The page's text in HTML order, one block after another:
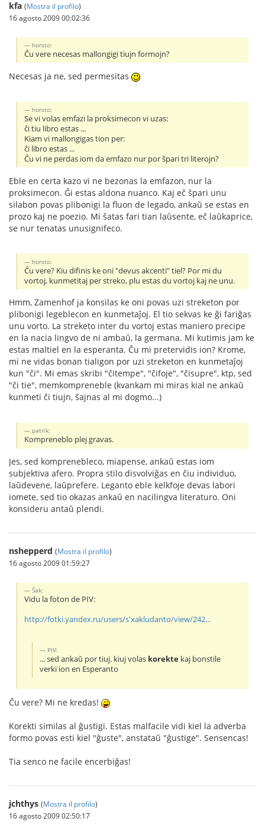
kfa (Mostra il profilo)
16 agosto 2009 00:02:36
horsto:
Ĉu vere necesas mallongigi tiujn formojn?
Necesas ja ne, sed permesitas
horsto:
Se vi volas emfazi la proksimecon vi uzas:
ĉi tiu libro estas ...
Kiam vi mallongigas tion per:
ĉi libro estas ...
Ĉu vi ne perdas iom da emfazo nur por ŝpari tri literojn?
Eble en certa kazo vi ne bezonas la emfazon, nur la
proksimecon. Ĝi estas aldona nuanco. Kaj eĉ ŝpari unu
silabon povas plibonigi la fluon de legado, ankaŭ se estas en
prozo kaj ne poezio. Mi ŝatas fari tian laŭsente, eĉ laŭkaprice,
se nur tenatas unusignifeco.
horsto:
Ĉu vere? Kiu difinis ke oni "devus akcenti" tiel? Por mi du
vortoj, kunmetitaj per streko, plu estas du vortoj kaj ne unu.
Hmm, Zamenhof ja konsilas ke oni povas uzi streketon por
plibonigi legeblecon en kunmetaĵoj. El tio sekvas ke ĝi fariĝas
unu vorto. La streketo inter du vortoj estas maniero precipe
en la nacia lingvo de ni ambaŭ, la germana. Mi kutimis jam ke
estas maltiel en la esperanta. Ĉu mi pretervidis ion? Krome,
mi ne vidas bonan tialigon por uzi streketon en kunmetaĵoj
kun "ĉi". Mi emas skribi "ĉitempe", "ĉifoje", "ĉisupre", ktp, sed
"ĉi tie", memkompreneble (kvankam mi miras kial ne ankaŭ
kunmeti ĉi tiujn, ŝajnas al mi dogmo...)
patrik:
Kompreneblo plej gravas.
Jes, sed komprenebleco, miapense, ankaŭ estas iom
subjektiva afero. Propra stilo disvolviĝas en ĉiu individuo,
laŭdevene, laŭprefere. Leganto eble kelkfoje devas labori
iomete, sed tio okazas ankaŭ en nacilingva literaturo. Oni
konsideru antaŭ plendi.
nshepperd (Mostra il profilo)
16 agosto 2009 01:59:27
Ŝak:
Vidu la foton de PIV:
http://fotki.yandex.ru/users/s'xakludanto/view/242...
PIV:
... sed ankaŭ por tiuj. kiuj volas korekte kaj bonstile
verki ion en Esperanto
Ĉu vere? Mi ne kredas!
Korekti similas al ĝustigi. Estas malfacile vidi kiel la adverba
formo povas esti kiel "ĝuste", anstataŭ "ĝustige". Sensencas!
Tia senco ne facile encerbiĝas!
jchthys (Mostra il profilo)
16 agosto 2009 02:50:17